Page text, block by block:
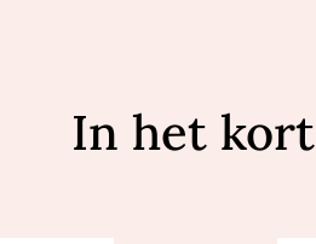
In het kort